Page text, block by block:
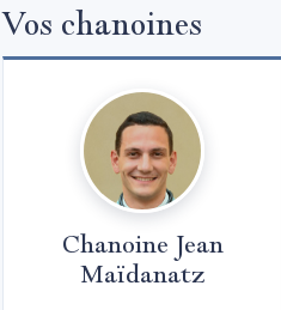
Vos chanoines
Chanoine Jean
Maïdanatz